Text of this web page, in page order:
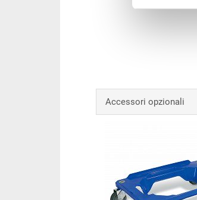
Accessori opzionali